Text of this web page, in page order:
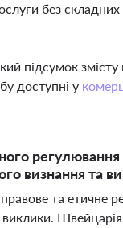
без складних
підсумок
доступні у
регулювання
визнання та
та етичне
виклики.